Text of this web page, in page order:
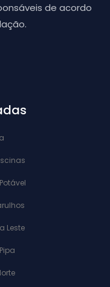
de acordo
Leste